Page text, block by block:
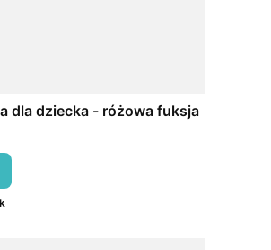
dla dziecka - różowa fuksja